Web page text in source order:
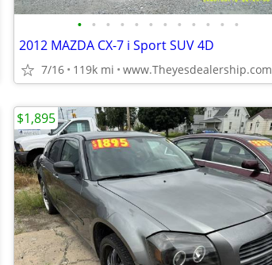
• • • • • • • • • • • •
2012 MAZDA CX-7 i Sport SUV 4D
7/16 119k mi www.Theyesdealership.com
$1,895